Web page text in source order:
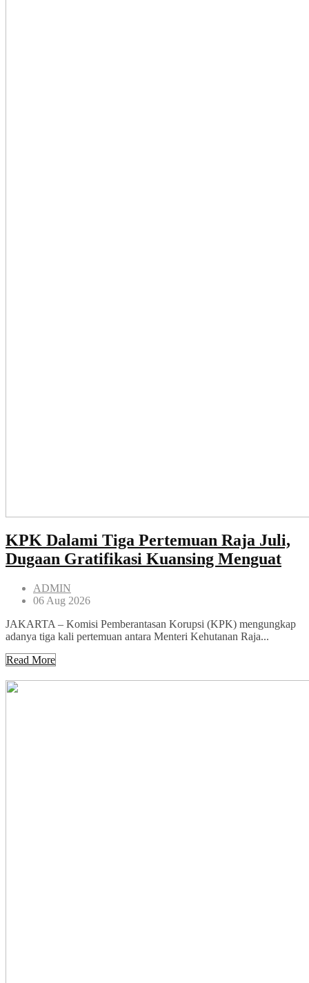
KPK Dalami Tiga Pertemuan Raja Juli,
Dugaan Gratifikasi Kuansing Menguat
ADMIN
06 Aug 2026
JAKARTA – Komisi Pemberantasan Korupsi (KPK) mengungkap
adanya tiga kali pertemuan antara Menteri Kehutanan Raja...
Read More